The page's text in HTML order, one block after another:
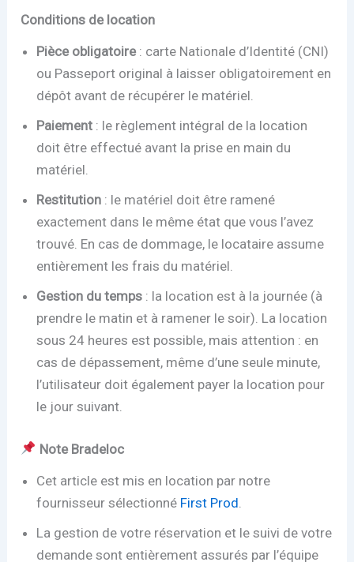
Conditions de location
Pièce obligatoire: carte Nationale d’Identité (CNI)
ou Passeport original à laisser obligatoirement en
dépôt avant de récupérer le matériel.
Paiement : le règlement intégral de la location
doit être effectué avant la prise en main du
matériel.
Restitution : le matériel doit être ramené
exactement dans le même état que vous l’avez
trouvé. En cas de dommage, le locataire assume
entièrement les frais du matériel.
Gestion du temps : la location est à la journée (à
prendre le matin et à ramener le soir). La location
sous 24 heures est possible, mais attention : en
cas de dépassement, même d’une seule minute,
l’utilisateur doit également payer la location pour
le jour suivant.
Note Bradeloc
Cet article est mis en location par notre
fournisseur sélectionné First Prod
La gestion de votre réservation et le suivi de votre
demande sont entièrement assurés par l’équipe